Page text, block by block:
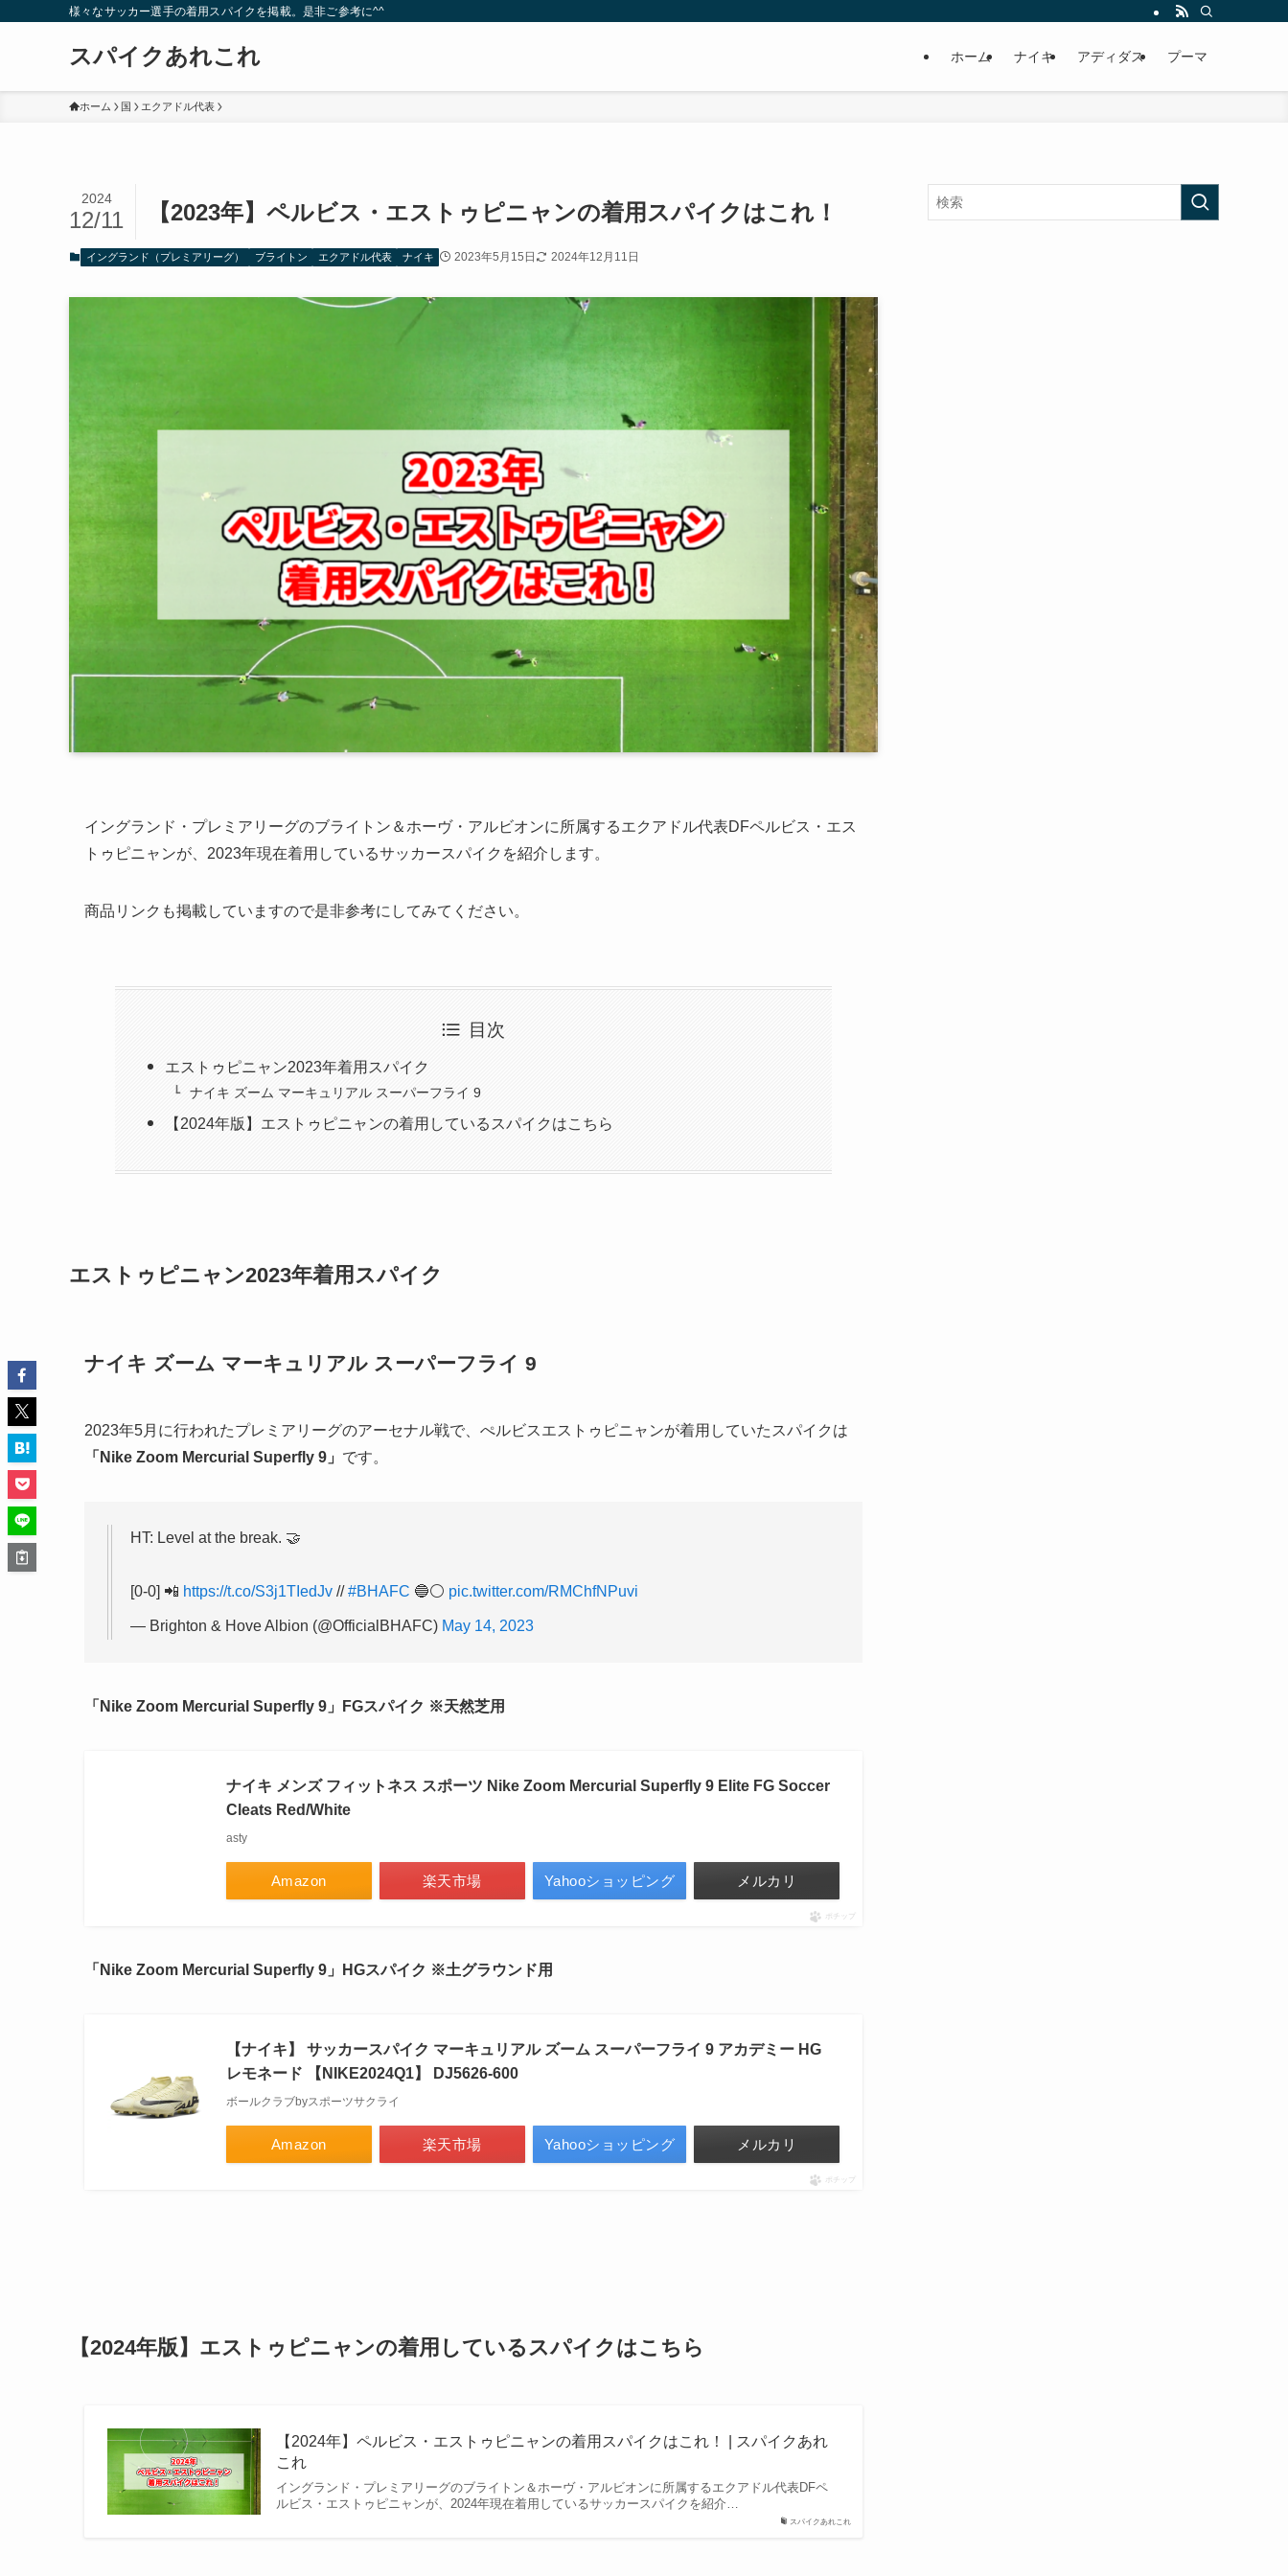
様々なサッカー選手の着用スパイクを掲載。是非ご参考に^^
スパイクあれこれ ホーム ナイキ アディダス プーマ
ホーム 国 エクアドル代表
【2023年】ペルビス・エストゥピニャンの着用スパイクはこれ！
2024
12/11
イングランド（プレミアリーグ） ブライトン エクアドル代表 ナイキ 2023年5月15日 2024年12月11日
イングランド・プレミアリーグのブライトン＆ホーヴ・アルビオンに所属するエクアドル代表DFペルビス・エス
トゥピニャンが、2023年現在着用しているサッカースパイクを紹介します。
商品リンクも掲載していますので是非参考にしてみてください。
目次
エストゥピニャン2023年着用スパイク
ナイキ ズーム マーキュリアル スーパーフライ 9
【2024年版】エストゥピニャンの着用しているスパイクはこちら
エストゥピニャン2023年着用スパイク
ナイキ ズーム マーキュリアル スーパーフライ 9
2023年5月に行われたプレミアリーグのアーセナル戦で、ぺルビスエストゥピニャンが着用していたスパイクは
「Nike Zoom Mercurial Superfly 9」 です。
HT: Level at the break. 🤝
[0-0] 📲 https://t.co/S3j1TIedJv //#BHAFC 🔵⚪️ pic.twitter.com/RMChfNPuvi
— Brighton & Hove Albion (@OfficialBHAFC) May 14, 2023
「Nike Zoom Mercurial Superfly 9」FGスパイク ※天然芝用
ナイキ メンズ フィットネス スポーツ Nike Zoom Mercurial Superfly 9 Elite FG Soccer
Cleats Red/White
asty
Amazon 楽天市場 Yahooショッピング メルカリ
ポチップ
「Nike Zoom Mercurial Superfly 9」HGスパイク ※土グラウンド用
【ナイキ】 サッカースパイク マーキュリアル ズーム スーパーフライ 9 アカデミー HG
レモネード 【NIKE2024Q1】 DJ5626-600
ボールクラブbyスポーツサクライ
Amazon 楽天市場 Yahooショッピング メルカリ
ポチップ
【2024年版】エストゥピニャンの着用しているスパイクはこちら
スパイクあれこれ
【2024年】ペルビス・エストゥピニャンの着用スパイクはこれ！ | スパイクあれ
これ
イングランド・プレミアリーグのブライトン＆ホーヴ・アルビオンに所属するエクアドル代表DFペ
ルビス・エストゥピニャンが、2024年現在着用しているサッカースパイクを紹介…